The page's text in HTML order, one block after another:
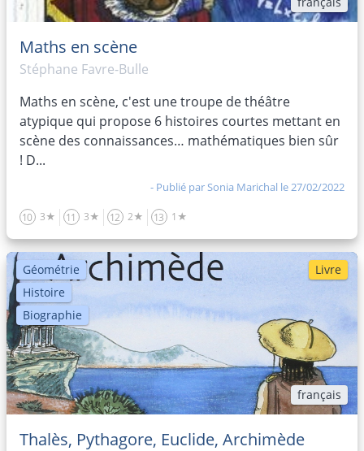
Maths en scène
Stéphane Favre-Bulle
Maths en scène, c'est une troupe de théâtre
atypique qui propose 6 histoires courtes mettant en
scène des connaissances… mathématiques bien sûr
! D...
- Publié parSonia Marichal le 27/02/2022
10 3★ 11 3★ 12 2★ 13 1★
Géométrie
Histoire
Biographie
Livre
français
Thalès, Pythagore, Euclide, Archimède